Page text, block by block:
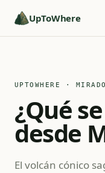
UpToWhere
UPTOWHERE ·
¿Qué
desde
El volcán cónico